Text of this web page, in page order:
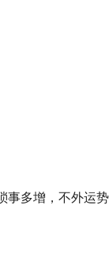
事多增，不外运势